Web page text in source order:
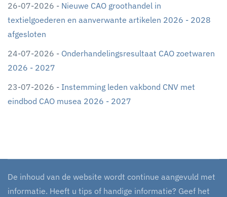
26-07-2026 - Nieuwe CAO groothandel in
textielgoederen en aanverwante artikelen 2026 - 2028
afgesloten
24-07-2026 - Onderhandelingsresultaat CAO zoetwaren
2026 - 2027
23-07-2026 - Instemming leden vakbond CNV met
eindbod CAO musea 2026 - 2027
De inhoud van de website wordt continue aangevuld met
informatie. Heeft u tips of handige informatie? Geef het